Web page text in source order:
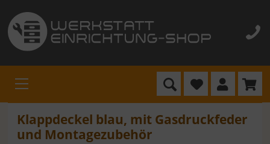
Klappdeckel blau, mit Gasdruckfeder
und Montagezubehör